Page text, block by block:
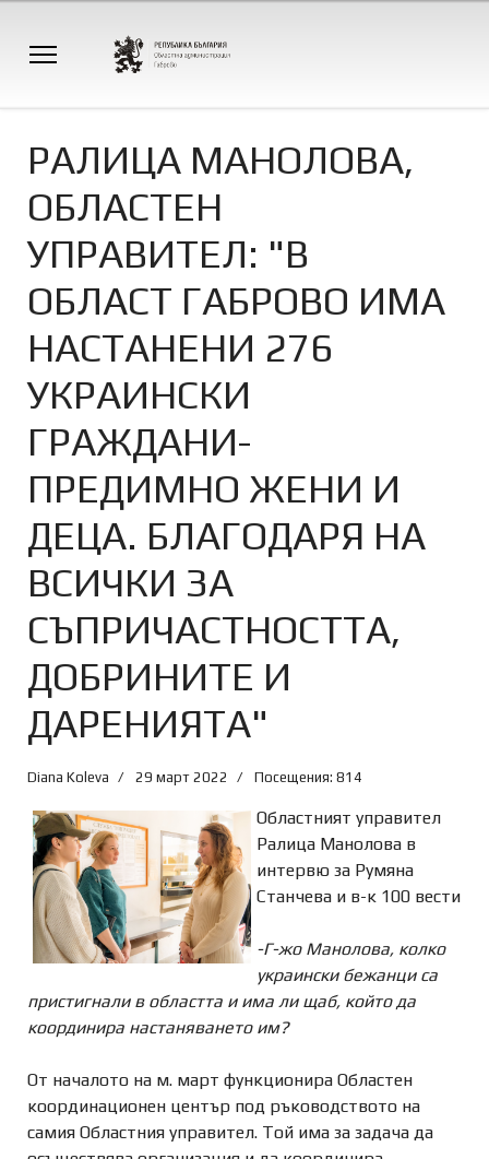
РАЛИЦА МАНОЛОВА,
ОБЛАСТЕН
УПРАВИТЕЛ: "В
ОБЛАСТ ГАБРОВО ИМА
НАСТАНЕНИ 276
УКРАИНСКИ
ГРАЖДАНИ-
ПРЕДИМНО ЖЕНИ И
ДЕЦА. БЛАГОДАРЯ НА
ВСИЧКИ ЗА
СЪПРИЧАСТНОСТТА,
ДОБРИНИТЕ И
ДАРЕНИЯТА"
Diana Koleva 29 март 2022 Посещения: 814
Областният управител
Ралица Манолова в
интервю за Румяна
Станчева и в-к 100 вести
-Г-жо Манолова, колко
украински бежанци са
пристигнали в областта и има ли щаб, който да
координира настаняването им?
От началото на м. март функционира Областен
координационен център под ръководството на
самия Областния управител. Той има за задача да